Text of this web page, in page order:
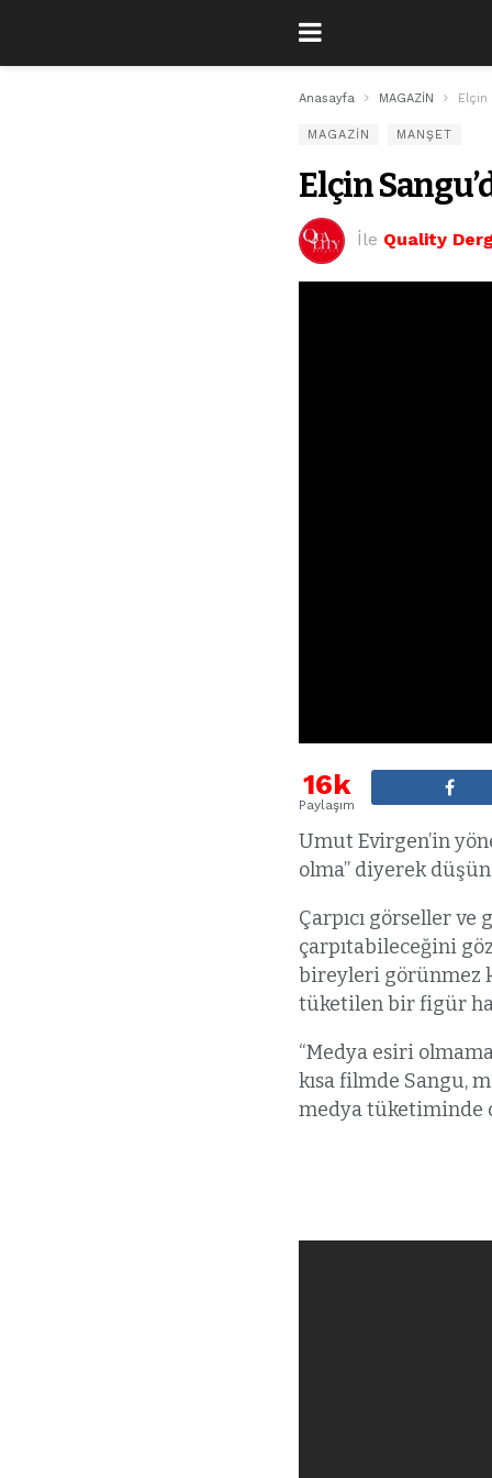
Anasayfa MAGAZİN Elçin
MAGAZİN MANŞET
Elçin
İle Quality
16k
Paylaşım
Umut Evirgen’in
olma” diyerek
Çarpıcı görseller ve
çarpıtabileceğini
bireyleri görünmez
tüketilen bir figür
“Medya esiri
kısa filmde Sangu,
medya tüketiminde